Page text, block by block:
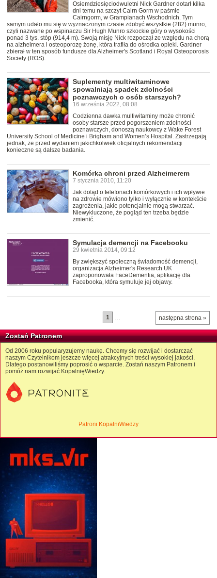
Osiemdziesięciodwuletni Nick Gardner dotarł kilka
dni temu na szczyt Cairn Gorm w paśmie
Cairngorm, w Grampianach Wschodnich. Tym
samym udało mu się w wyznaczonym czasie zdobyć wszystkie (282) munro,
czyli nazwane po wspinaczu Sir Hugh Munro szkockie góry o wysokości
ponad 3 tys. stóp (914,4 m). Swoją misję Nick rozpoczął ze względu na chorą
na alzheimera i osteoporozę żonę, która trafiła do ośrodka opieki. Gardner
zbierał w ten sposób fundusze dla Alzheimer's Scotland i Royal Osteoporosis
Society (ROS).
Suplementy multiwitaminowe
spowalniają spadek zdolności
poznawczych o osób starszych?
16 września 2022, 08:08
Codzienna dawka multiwitaminy może chronić
osoby starsze przed pogorszeniem zdolności
poznawczych, donoszą naukowcy z Wake Forest
University School of Medicine i Brigham and Women’s Hospital. Zastrzegają
jednak, że przed wydaniem jakichkolwiek oficjalnych rekomendacji
konieczne są dalsze badania.
Komórka chroni przed Alzheimerem
7 stycznia 2010, 11:20
Jak dotąd o telefonach komórkowych i ich wpływie
na zdrowie mówiono tylko i wyłącznie w kontekście
zagrożenia, jakie potencjalnie mogą stwarzać.
Niewykluczone, że pogląd ten trzeba będzie
zmienić.
Symulacja demencji na Facebooku
29 kwietnia 2014, 09:12
By zwiększyć społeczną świadomość demencji,
organizacja Alzheimer's Research UK
zaproponowała FaceDementia, aplikację dla
Facebooka, która symuluje jej objawy.
następna strona »
1 …
Zostań Patronem
Od 2006 roku popularyzujemy naukę. Chcemy się rozwijać i dostarczać
naszym Czytelnikom jeszcze więcej atrakcyjnych treści wysokiej jakości.
Dlatego postanowiliśmy poprosić o wsparcie. Zostań naszym Patronem i
pomóż nam rozwijać KopalnięWiedzy.
Patroni KopalniWiedzy